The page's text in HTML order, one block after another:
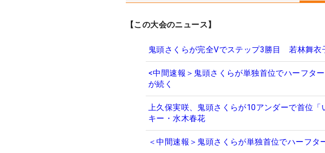
【この大会のニュース】
鬼頭さくらが完全Vでステップ3勝目 若林舞衣
<中間速報＞鬼頭さくらが単独首位でハーフ
が続く
上久保実咲、鬼頭さくらが10アンダーで首位
キー・水木春花
＜中間速報＞鬼頭さくらが単独首位でハーフ